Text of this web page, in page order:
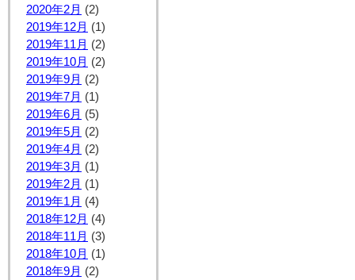
2020年2月 (2)
2019年12月 (1)
2019年11月 (2)
2019年10月 (2)
2019年9月 (2)
2019年7月 (1)
2019年6月 (5)
2019年5月 (2)
2019年4月 (2)
2019年3月 (1)
2019年2月 (1)
2019年1月 (4)
2018年12月 (4)
2018年11月 (3)
2018年10月 (1)
2018年9月 (2)